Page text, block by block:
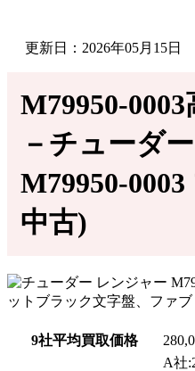
更新日：2026年05月15日
M79950-
－チューダ
M79950-
中古)
9社平均買取価格
A社